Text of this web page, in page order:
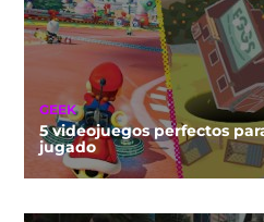
GEEK
5 videojuegos perfectos
jugado